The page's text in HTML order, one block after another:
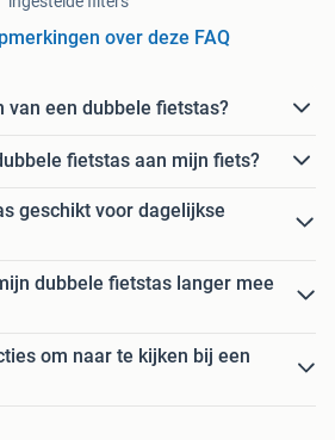
over deze FAQ
van een dubbele fietstas?
fietstas aan mijn fiets?
geschikt voor dagelijkse
dubbele fietstas langer mee
om naar te kijken bij een